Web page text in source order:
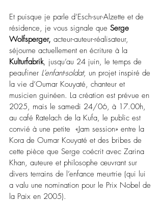
Et puisque je parle d’Esch-sur-Alzette et de
résidence, je vous signale que Serge
Wolfsperger, acteur-auteur-réalisateur,
séjourne actuellement en écriture à la
Kulturfabrik, jusqu’au 24 juin, le temps de
peaufiner L’enfant-soldat, un projet inspiré de
la vie d’Oumar Kouyaté, chanteur et
musicien guinéen. La création est prévue en
2025, mais le samedi 24/06, à 17.00h,
au café Ratelach de la Kufa, le public est
convié à une petite  «Jam session» entre la
Kora de Oumar Kouyaté et des bribes de
cette pièce que Serge coécrit avec Zarina
Khan, auteure et philosophe œuvrant sur
divers terrains de l’enfance meurtrie (qui lui
a valu une nomination pour le Prix Nobel de
la Paix en 2005).